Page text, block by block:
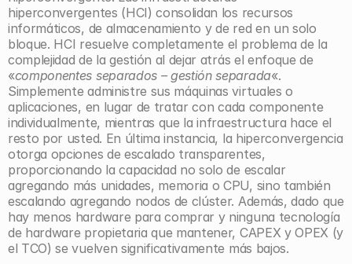
hiperconvergentes (HCI) consolidan los recursos
informáticos, de almacenamiento y de red en un solo
bloque. HCI resuelve completamente el problema de la
complejidad de la gestión al dejar atrás el enfoque de
«componentes separados – gestión separada«.
Simplemente administre sus máquinas virtuales o
aplicaciones, en lugar de tratar con cada componente
individualmente, mientras que la infraestructura hace el
resto por usted. En última instancia, la hiperconvergencia
otorga opciones de escalado transparentes,
proporcionando la capacidad no solo de escalar
agregando más unidades, memoria o CPU, sino también
escalando agregando nodos de clúster. Además, dado que
hay menos hardware para comprar y ninguna tecnología
de hardware propietaria que mantener, CAPEX y OPEX (y
el TCO) se vuelven significativamente más bajos.